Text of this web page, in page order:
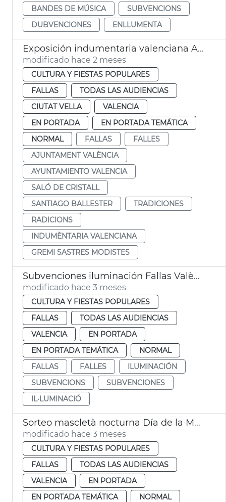
BANDES DE MÚSICA
SUBVENCIONS
DUBVENCIONES
ENLLUMENTA
Exposición indumentaria valenciana Ayuntamiento València
modificado hace 2 meses
CULTURA Y FIESTAS POPULARES
FALLAS
TODAS LAS AUDIENCIAS
CIUTAT VELLA
VALENCIA
EN PORTADA
EN PORTADA TEMÁTICA
NORMAL
FALLAS
FALLES
AJUNTAMENT VALÈNCIA
AYUNTAMIENTO VALENCIA
SALÓ DE CRISTALL
SANTIAGO BALLESTER
TRADICIONES
RADICIONS
INDUMÈNTARIA VALENCIANA
GREMI SASTRES MODISTES
Subvenciones iluminación Fallas València
modificado hace 3 meses
CULTURA Y FIESTAS POPULARES
FALLAS
TODAS LAS AUDIENCIAS
VALENCIA
EN PORTADA
EN PORTADA TEMÁTICA
NORMAL
FALLAS
FALLES
ILUMINACIÓN
SUBVENCIONS
SUBVENCIONES
IL·LUMINACIÓ
Sorteo mascletà nocturna Día de la Madre València
modificado hace 3 meses
CULTURA Y FIESTAS POPULARES
FALLAS
TODAS LAS AUDIENCIAS
VALENCIA
EN PORTADA
EN PORTADA TEMÁTICA
NORMAL